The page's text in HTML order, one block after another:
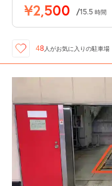
¥2,500 /15.5 時間
48人がお気に入りの駐車場